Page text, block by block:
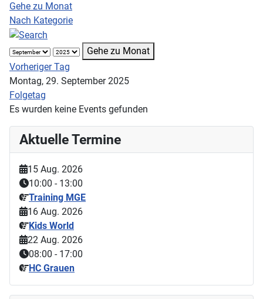
Gehe zu Monat
Nach Kategorie
Gehe zu Monat
Vorheriger Tag
Montag, 29. September 2025
Folgetag
Es wurden keine Events gefunden
Aktuelle Termine
15 Aug. 2026
10:00 - 13:00
Training MGE
16 Aug. 2026
Kids World
22 Aug. 2026
08:00 - 17:00
HC Grauen